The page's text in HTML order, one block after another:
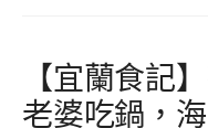
【宜蘭食記
老婆吃鍋，